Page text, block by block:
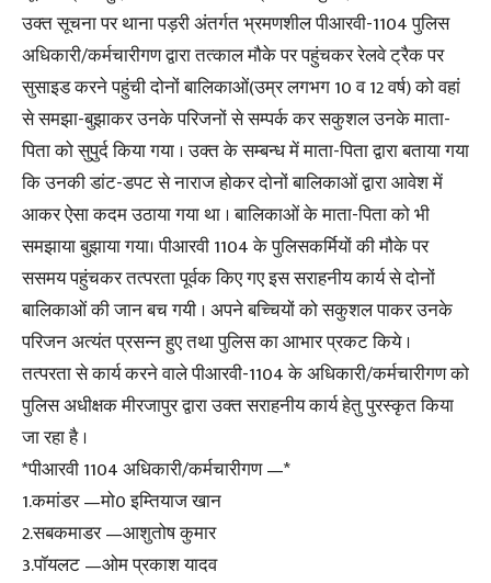
उक्त सूचना पर थाना पड़री अंतर्गत भ्रमणशील पीआरवी-1104 पुलिस
अधिकारी/कर्मचारीगण द्वारा तत्काल मौके पर पहुंचकर रेलवे ट्रैक पर
सुसाइड करने पहुंची दोनों बालिकाओं(उम्र लगभग 10 व 12 वर्ष) को वहां
से समझा-बुझाकर उनके परिजनों से सम्पर्क कर सकुशल उनके माता-
पिता को सुपुर्द किया गया । उक्त के सम्बन्ध में माता-पिता द्वारा बताया गया
कि उनकी डांट-डपट से नाराज होकर दोनों बालिकाओं द्वारा आवेश में
आकर ऐसा कदम उठाया गया था । बालिकाओं के माता-पिता को भी
समझाया बुझाया गया। पीआरवी 1104 के पुलिसकर्मियों की मौके पर
ससमय पहुंचकर तत्परता पूर्वक किए गए इस सराहनीय कार्य से दोनों
बालिकाओं की जान बच गयी । अपने बच्चियों को सकुशल पाकर उनके
परिजन अत्यंत प्रसन्न हुए तथा पुलिस का आभार प्रकट किये ।
तत्परता से कार्य करने वाले पीआरवी-1104 के अधिकारी/कर्मचारीगण को
पुलिस अधीक्षक मीरजापुर द्वारा उक्त सराहनीय कार्य हेतु पुरस्कृत किया
जा रहा है ।
*पीआरवी 1104 अधिकारी/कर्मचारीगण —*
1.कमांडर —मो0 इम्तियाज खान
2.सबकमाडर —आशुतोष कुमार
3.पॉयलट —ओम प्रकाश यादव